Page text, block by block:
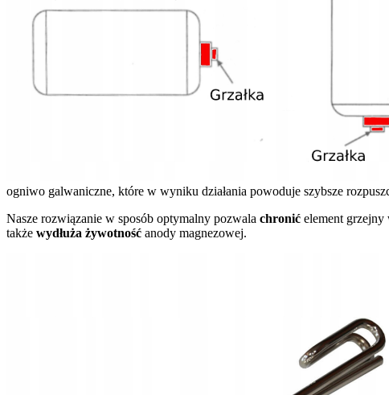
ogniwo galwaniczne, które w wyniku działania powoduje szybsze
Nasze rozwiązanie w sposób optymalny pozwala chronić element grzejny
także wydłuża żywotność anody magnezowej.